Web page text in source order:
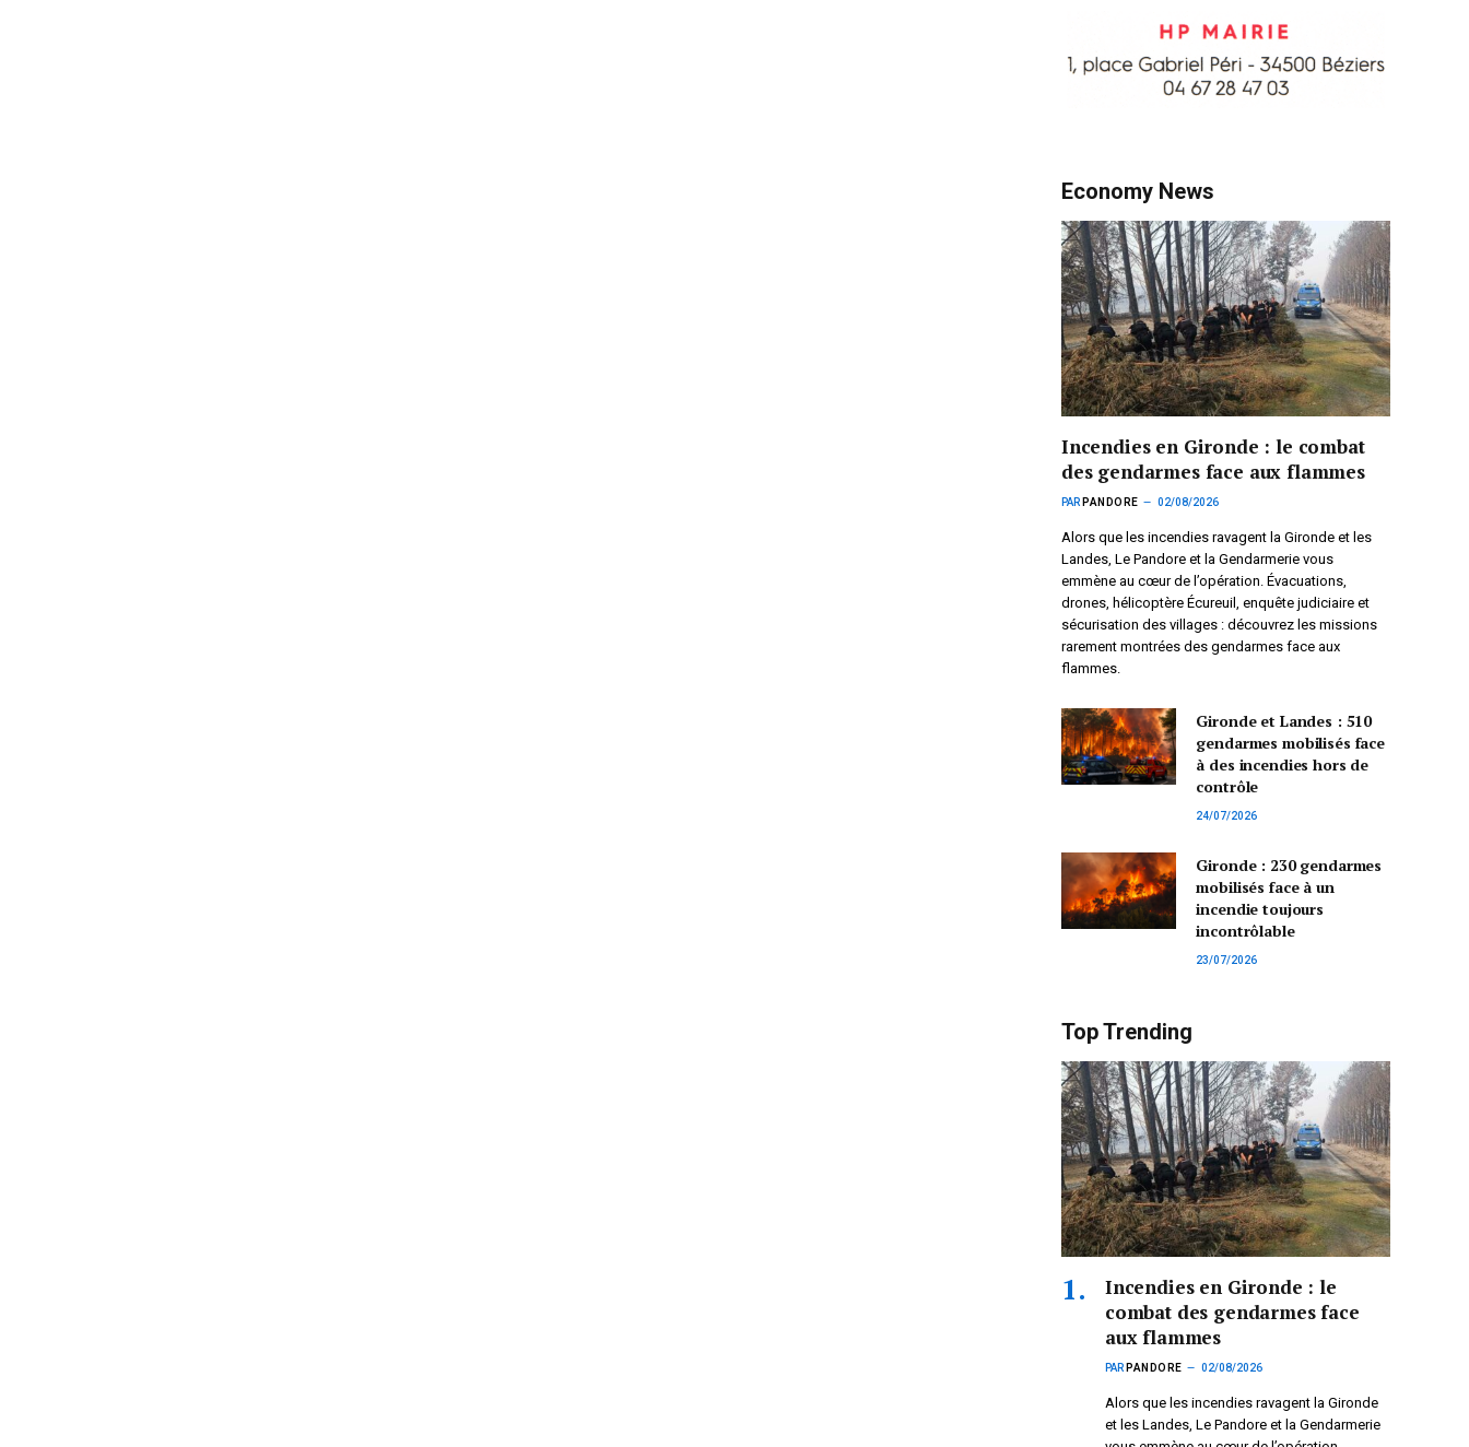
Economy News
Incendies en Gironde : le combat
des gendarmes face aux flammes
PAR PANDORE 02/08/2026
Alors que les incendies ravagent la Gironde et les
Landes, Le Pandore et la Gendarmerie vous
emmène au cœur de l’opération. Évacuations,
drones, hélicoptère Écureuil, enquête judiciaire et
sécurisation des villages : découvrez les missions
rarement montrées des gendarmes face aux
flammes.
Gironde et Landes : 510
gendarmes mobilisés face
à des incendies hors de
contrôle
24/07/2026
Gironde : 230 gendarmes
mobilisés face à un
incendie toujours
incontrôlable
23/07/2026
Top Trending
Incendies en Gironde : le
combat des gendarmes face
aux flammes
PAR PANDORE 02/08/2026
Alors que les incendies ravagent la Gironde
et les Landes, Le Pandore et la Gendarmerie